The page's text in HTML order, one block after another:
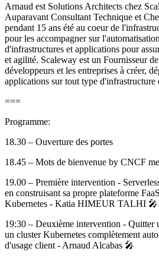
Arnaud est Solutions Architects chez
Auparavant Consultant Technique et
pendant 15 ans été au coeur de
pour les accompagner sur
d'infrastructures et applications pour
et agilité. Scaleway est un Fournisseur
développeurs et les entreprises à créer,
applications sur tout type d'infrastructure
===
Programme:
18.30 – Ouverture des portes ️
18.45 – Mots de bienvenue by CNCF
19.00 – Première intervention -
en construisant sa propre plateforme
Kubernetes - Katia HIMEUR TALHI 🎤
19:30 – Deuxième intervention - Quitter
un cluster Kubernetes complètement
d'usage client - Arnaud Alcabas 🎤